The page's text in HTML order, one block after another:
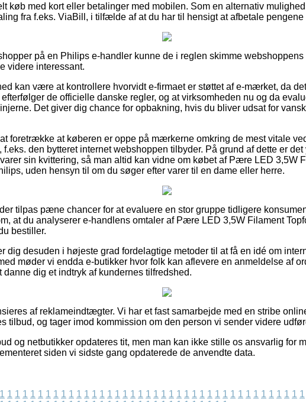
køb med kort eller betalinger med mobilen. Som en alternativ
fra f.eks. ViaBill, i tilfælde af at du har til hensigt at afbetale pengene
på en Philips e-handler kunne de i reglen skimme
videre interessant.
kan være at kontrollere hvorvidt e-firmaet er støttet af e-mærket, da
de officielle danske regler, og at virksomheden nu og da
Det giver dig chance for opbakning, hvis du bliver udsat for
foretrække at køberen er oppe på mærkerne omkring de mest vitale
f.eks. den bytteret internet webshoppen tilbyder. På grund af dette er
sin kvittering, så man altid kan vidne om købet af Pære LED 3,5W
uden hensyn til om du søger efter varer til en dame eller herre.
tilpas pæne chancer for at evaluere en stor gruppe tidligere
at du analyserer e-handlens omtaler af Pære LED 3,5W Filament
bestiller.
dig desuden i højeste grad fordelagtige metoder til at få en idé om
møder vi endda e-butikker hvor folk kan aflevere en anmeldelse af
danne dig et indtryk af kundernes tilfredshed.
af reklameindtægter. Vi har et fast samarbejde med en stribe
tilbud, og tager imod kommission om den person vi sender videre
og netbutikker opdateres tit, men man kan ikke stille os ansvarlig for
siden vi sidste gang opdaterede de anvendte data.
1 1 1 1 1 1 1 1 1 1 1 1 1 1 1 1 1 1 1 1 1 1 1 1 1 1 1 1 1 1 1 1 1 1 1 1 1 1 1 1